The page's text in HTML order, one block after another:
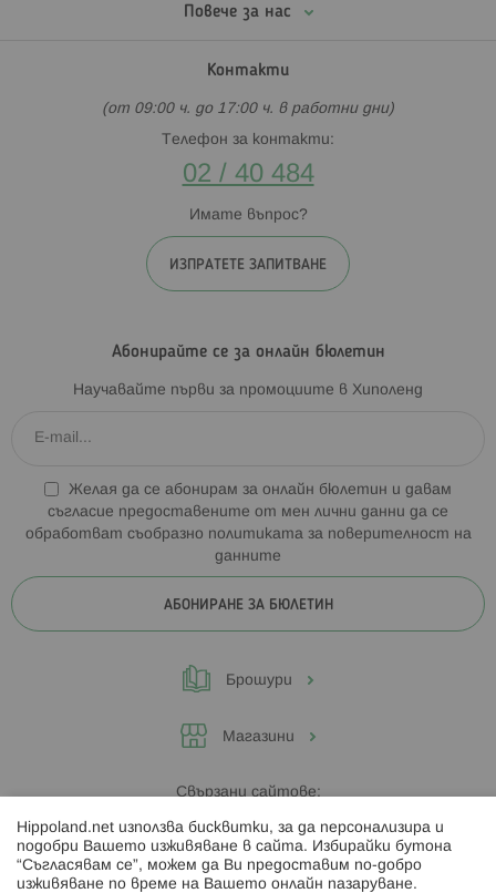
Повече за нас
Контакти
(от 09:00 ч. до 17:00 ч. в работни дни)
Телефон за контакти:
02 / 40 484
Имате въпрос?
ИЗПРАТЕТЕ ЗАПИТВАНЕ
Абонирайте се за онлайн бюлетин
Научавайте първи за промоциите в Хиполенд
Желая да се абонирам за онлайн бюлетин и давам
съгласие предоставените от мен лични данни да се
обработват съобразно политиката за поверителност на
данните
АБОНИРАНЕ ЗА БЮЛЕТИН
Брошури
Магазини
Свързани сайтове:
Hippoland.ro
Последвайте ни:
Hippoland.net използва бисквитки, за да персонализира и
подобри Вашето изживяване в сайта. Избирайки бутона
“Съгласявам се”, можем да Ви предоставим по-добро
изживяване по време на Вашето онлайн пазаруване.